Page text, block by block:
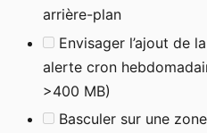
arrière-plan
Envisager l’ajout de
alerte cron
>400 MB)
Basculer sur une